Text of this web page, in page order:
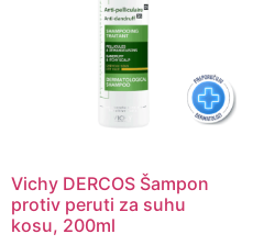
Vichy DERCOS Šampon
protiv peruti za suhu
kosu, 200ml